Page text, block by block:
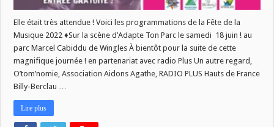
Elle était très attendue ! Voici les programmations de la Fête de la
Musique 2022 ♦Sur la scène d’Adapte Ton Parc le samedi 18 juin ! au
parc Marcel Cabiddu de Wingles À bientôt pour la suite de cette
magnifique journée ! en partenariat avec radio Plus Un autre regard,
O’tom’nomie, Association Aidons Agathe, RADIO PLUS Hauts de France
Billy-Berclau …
Lire plus